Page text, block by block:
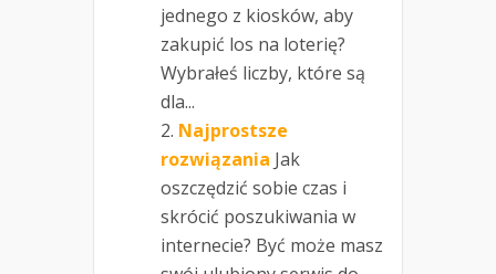
jednego z kiosków, aby
zakupić los na loterię?
Wybrałeś liczby, które są
dla...
Najprostsze
rozwiązania Jak
oszczędzić sobie czas i
skrócić poszukiwania w
internecie? Być może masz